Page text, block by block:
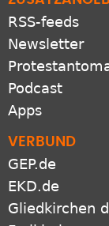
RSS-feeds
Newsletter
Protestantomat
Podcast
VERBUND
GEP.de
EKD.de